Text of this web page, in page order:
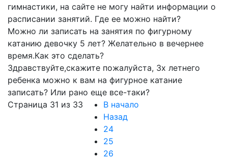
гимнастики, на сайте не могу найти информации о
расписании занятий. Где ее можно найти?
Можно ли записать на занятия по фигурному
катанию девочку 5 лет? Желательно в вечернее
время.Как это сделать?
Здравствуйте,скажите пожалуйста, 3х летнего
ребенка можно к вам на фигурное катание
записать? Или рано еще все-таки?
Страница 31 из 33
В начало
Назад
24
25
26